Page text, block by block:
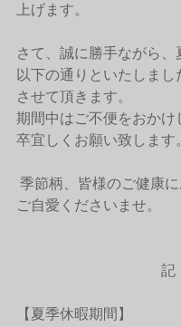
上げます。
さて、誠に勝手ながら、
以下の通りといたしまし
させて頂きます。
期間中はご不便をおかけ
卒宜しくお願い致します
ご自愛くださいませ。
記
【夏季休暇期間】